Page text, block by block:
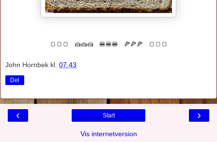
🍞🍞🍞 🍰🍰🍰 🍔🍔🍔 🍕🍕🍕 🍞🍞🍞
John Hornbek kl. 07.43
Del
‹ ›
Start
Vis internetversion